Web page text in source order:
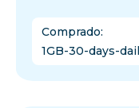
Comprado:
1GB-30-days-